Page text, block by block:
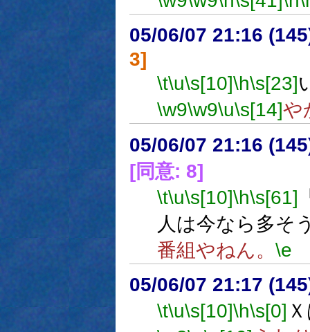
05/06/07 21:16
3]
\t\u\s[10]\h\s[23]
\w9\w9\u\s[14]や
05/06/07 21:16
[同意: 8]
\t\u\s[10]\h\s[61]
人は今なら多そ
番組やねん。 \e
05/06/07 21:17
\t\u\s[10]\h\s[0]